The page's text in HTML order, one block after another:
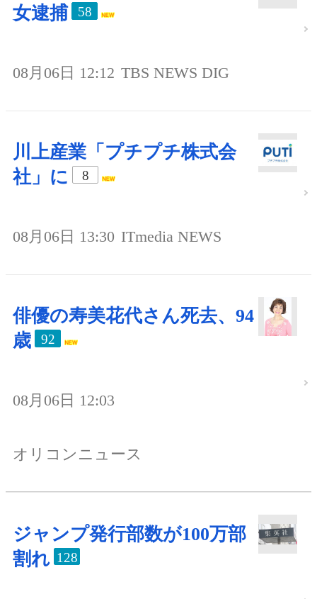
女逮捕 58
08月06日 12:12 TBS NEWS DIG
川上産業「プチプチ株式会
社」に
8
08月06日 13:30 ITmedia NEWS
俳優の寿美花代さん死去、94
歳
92
08月06日 12:03
オリコンニュース
ジャンプ発行部数が100万部
割れ 128